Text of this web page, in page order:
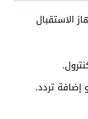
الاستقبال
إضافة تردد.